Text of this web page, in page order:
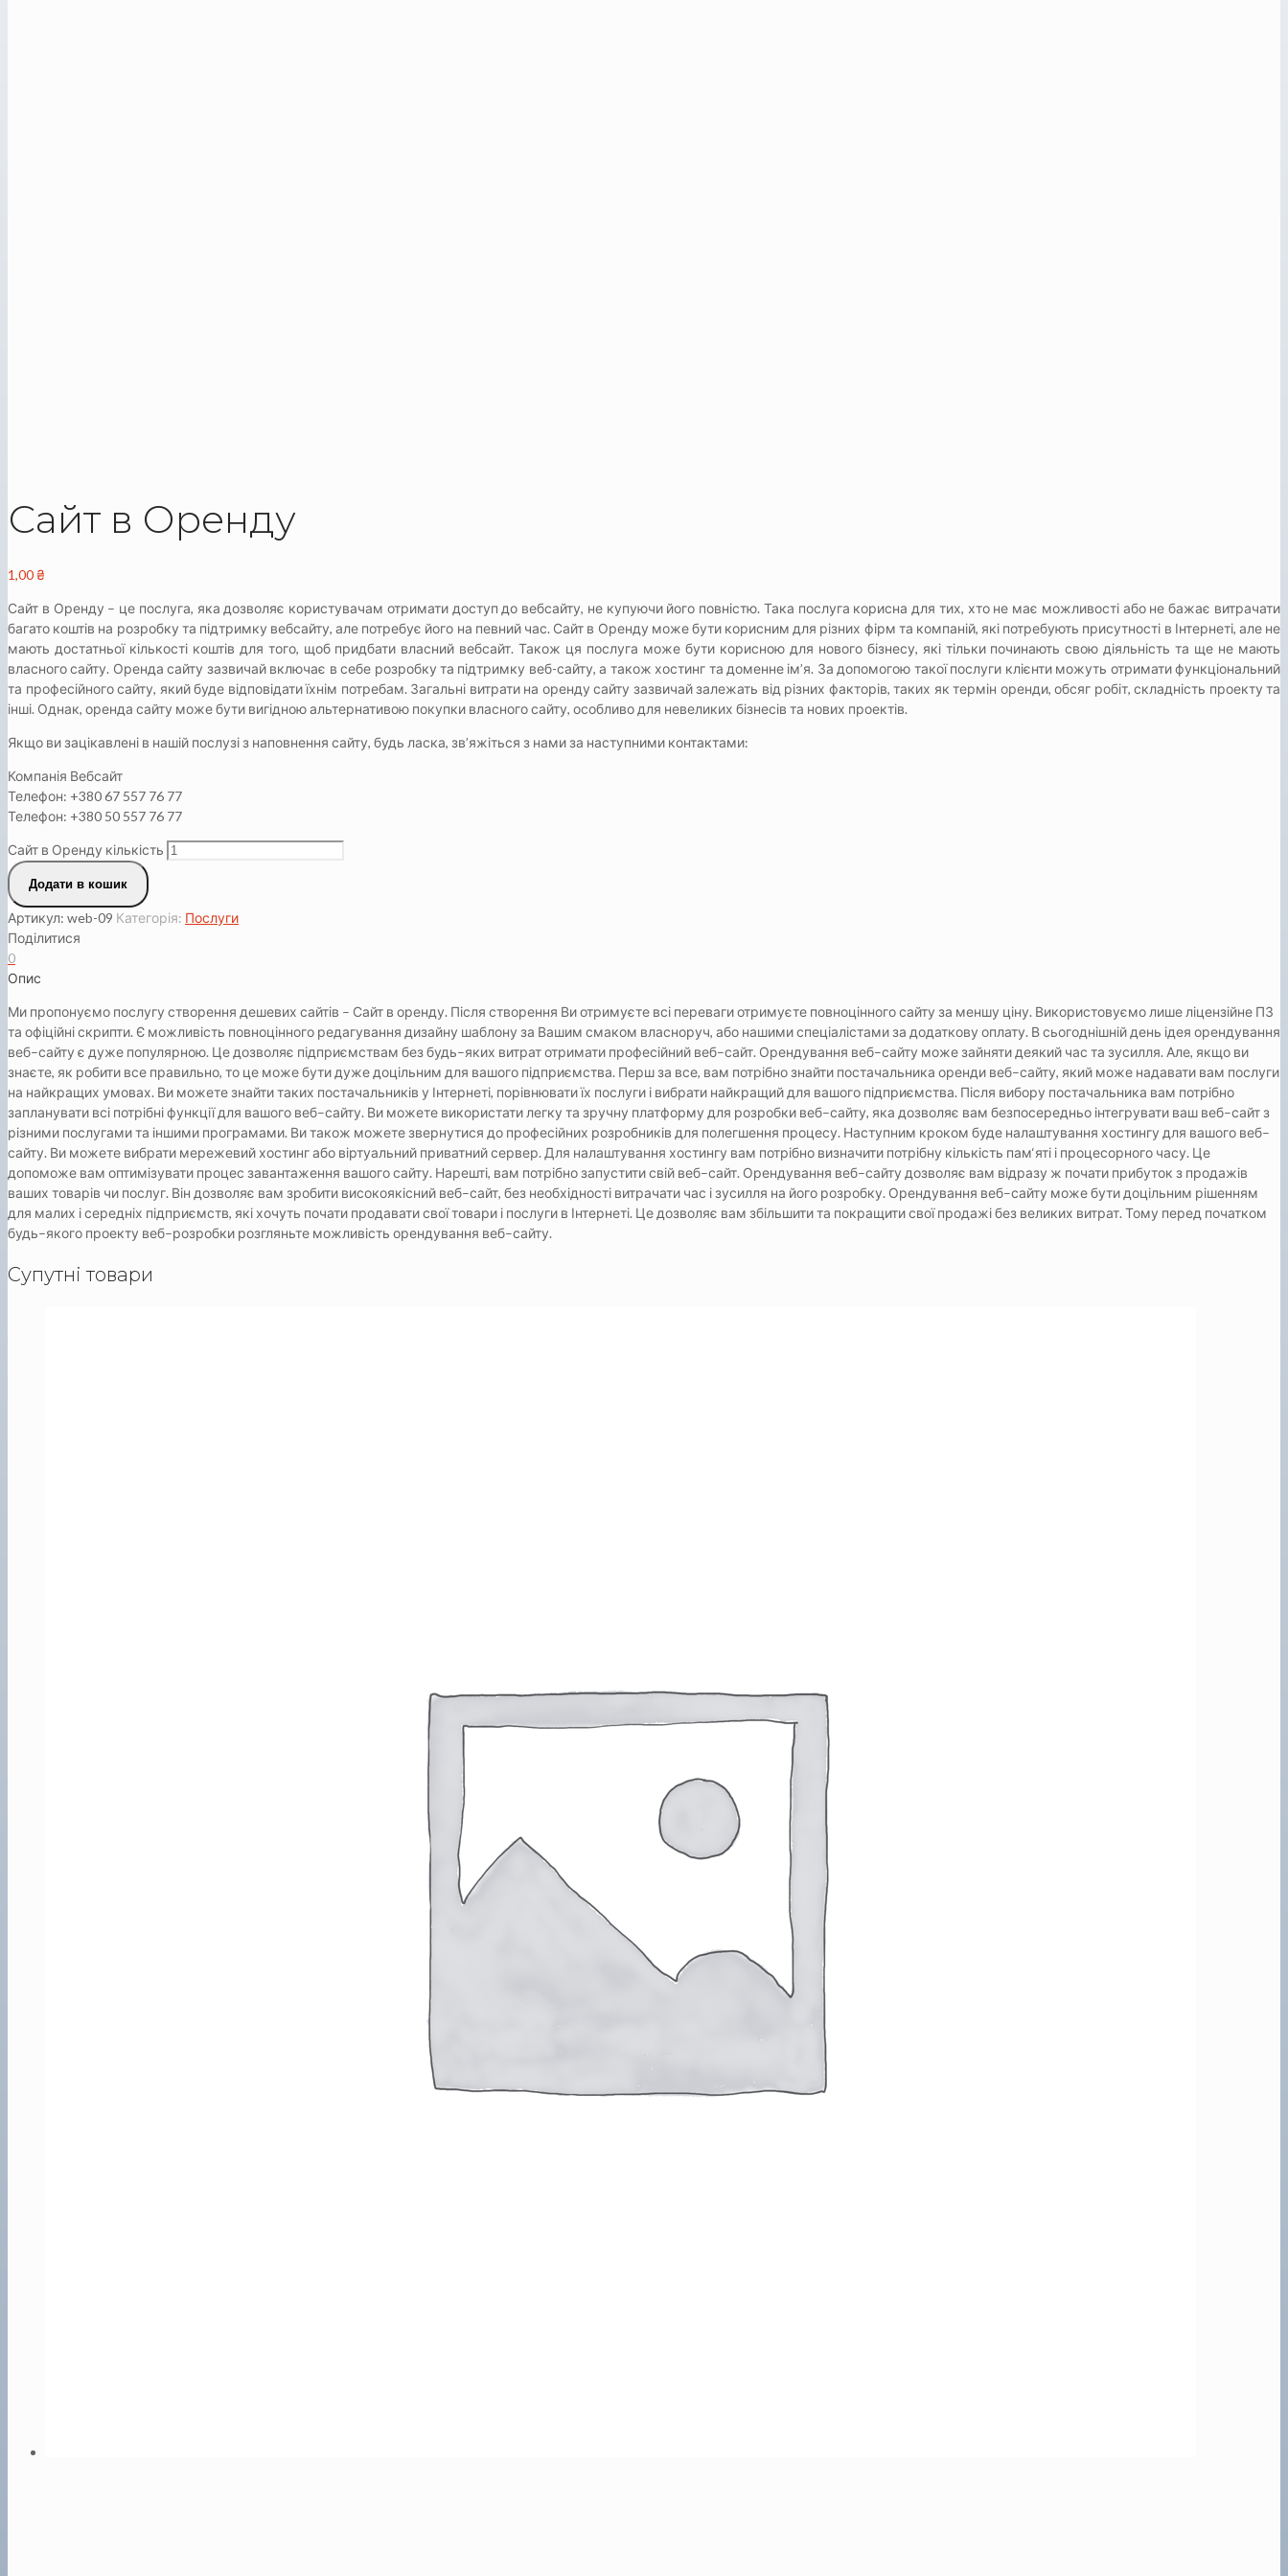
Сайт в Оренду
1,00₴
Сайт в Оренду – це послуга, яка дозволяє користувачам отримати доступ до вебсайту, не купуючи його повністю. Така послуга корисна для тих, хто не має можливості або не бажає витрачати
багато коштів на розробку та підтримку вебсайту, але потребує його на певний час. Сайт в Оренду може бути корисним для різних фірм та компаній, які потребують присутності в Інтернеті, але не
мають достатньої кількості коштів для того, щоб придбати власний вебсайт. Також ця послуга може бути корисною для нового бізнесу, які тільки починають свою діяльність та ще не мають
власного сайту. Оренда сайту зазвичай включає в себе розробку та підтримку веб-сайту, а також хостинг та доменне ім’я. За допомогою такої послуги клієнти можуть отримати функціональний
та професійного сайту, який буде відповідати їхнім потребам. Загальні витрати на оренду сайту зазвичай залежать від різних факторів, таких як термін оренди, обсяг робіт, складність проекту та
інші. Однак, оренда сайту може бути вигідною альтернативою покупки власного сайту, особливо для невеликих бізнесів та нових проектів.
Якщо ви зацікавлені в нашій послузі з наповнення сайту, будь ласка, зв’яжіться з нами за наступними контактами:
Компанія Вебсайт
Телефон: +380 67 557 76 77
Телефон: +380 50 557 76 77
Сайт в Оренду кількість
Додати в кошик
Артикул: web-09 Категорія: Послуги
Поділитися
0
Опис
Ми пропонуємо послугу створення дешевих сайтів – Сайт в оренду. Після створення Ви отримуєте всі переваги отримуєте повноцінного сайту за меншу ціну. Використовуємо лише ліцензійне ПЗ
та офіційні скрипти. Є можливість повноцінного редагування дизайну шаблону за Вашим смаком власноруч, або нашими спеціалістами за додаткову оплату. Всьогоднішній день ідея орендування
веб–сайту є дуже популярною. Це дозволяє підприємствам безбудь–яких витратотримати професійний веб–сайт. Орендування веб–сайту можезайняти деякий час та зусилля. Але, якщо ви
знаєте, як робити все правильно, то це можебути дуже доцільним для вашого підприємства. Першза все, вам потрібнознайти постачальника оренди веб–сайту, який може надавати вам послуги
на найкращих умовах. Ви можетезнайтитаких постачальників у Інтернеті, порівнюватиїх послуги і вибрати найкращий для вашого підприємства. Після вибору постачальника вам потрібно
запланувати всі потрібніфункціїдля вашого веб–сайту. Ви можете використати легку та зручну платформу для розробки веб–сайту, яка дозволяє вам безпосередньо інтегрувати ваш веб–сайтз
різними послугамита іншими програмами. Витакож можетезвернутися до професійних розробників для полегшення процесу. Наступним кроком буде налаштування хостингу для вашого веб–
сайту. Ви можете вибрати мережевий хостингабо віртуальний приватнийсервер. Для налаштування хостингу вам потрібно визначити потрібну кількість пам‘яті і процесорного часу. Це
допоможе вам оптимізувати процес завантаження вашогосайту. Нарешті, вам потрібнозапуститисвій веб–сайт. Орендування веб–сайту дозволяє вам відразу ж почати прибуток з продажів
ваших товарів чи послуг. Він дозволяє вам зробити високоякісний веб–сайт, без необхідності витрачати час ізусилля на його розробку. Орендування веб–сайту можебути доцільним рішенням
для малих ісередніх підприємств, які хочуть почати продаватисвоїтовари і послуги в Інтернеті. Це дозволяє вам збільшитита покращитисвоїпродажібез великих витрат. Тому перед початком
будь–якого проекту веб–розробки розгляньте можливість орендування веб–сайту.
Супутні товари